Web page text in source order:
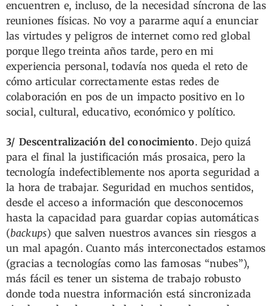
encuentren e, incluso, de la necesidad síncrona de las
reuniones físicas. No voy a pararme aquí a enunciar
las virtudes y peligros de internet como red global
porque llego treinta años tarde, pero en mi
experiencia personal, todavía nos queda el reto de
cómo articular correctamente estas redes de
colaboración en pos de un impacto positivo en lo
social, cultural, educativo, económico y político.
3/ Descentralización del conocimiento. Dejo quizá
para el final la justificación más prosaica, pero la
tecnología indefectiblemente nos aporta seguridad a
la hora de trabajar. Seguridad en muchos sentidos,
desde el acceso a información que desconocemos
hasta la capacidad para guardar copias automáticas
(backups) que salven nuestros avances sin riesgos a
un mal apagón. Cuanto más interconectados estamos
(gracias a tecnologías como las famosas “nubes”),
más fácil es tener un sistema de trabajo robusto
donde toda nuestra información está sincronizada